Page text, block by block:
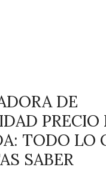
DE
PRECIO
TODO LO
SABER